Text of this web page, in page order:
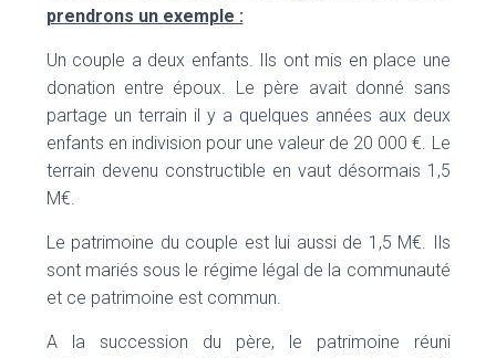
prendrons un exemple :
Un couple a deux enfants. Ils ont mis en place une
donation entre époux. Le père avait donné sans
partage un terrain il y a quelques années aux deux
enfants en indivision pour une valeur de 20 000 €. Le
terrain devenu constructible en vaut désormais 1,5
M€.
Le patrimoine du couple est lui aussi de 1,5 M€. Ils
sont mariés sous le régime légal de la communauté
et ce patrimoine est commun.
A la succession du père, le patrimoine réuni